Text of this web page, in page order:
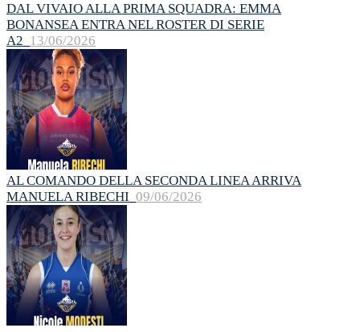
DAL VIVAIO ALLA PRIMA SQUADRA: EMMA
BONANSEA ENTRA NEL ROSTER DI SERIE
A2 13/06/2026
AL COMANDO DELLA SECONDA LINEA ARRIVA
MANUELA RIBECHI 09/06/2026